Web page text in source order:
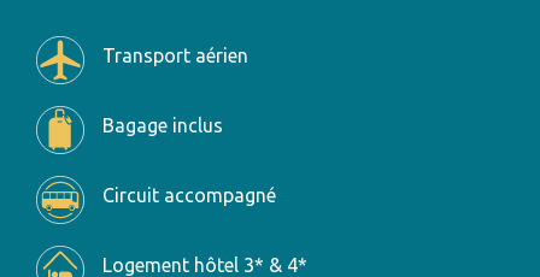
Transport aérien
Bagage inclus
Circuit accompagné
Logement hôtel 3* & 4*